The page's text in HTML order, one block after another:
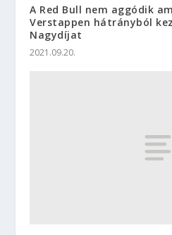
A Red Bull nem aggódik
Verstappen hátrányból
Nagydíjat
2021.09.20.